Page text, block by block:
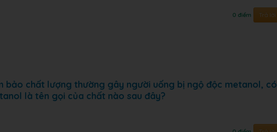
0 điểm Trả lời
bảo chất lượng thường gây người uống bị ngộ độc metanol, có
là tên gọi của chất nào sau đây?